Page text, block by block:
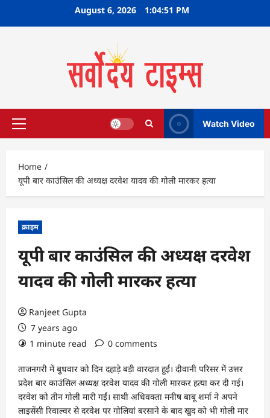
August 6, 2026 1:04:52 PM
Primary
Watch Video
Home
यूपी बार काउंसिल की अध्यक्ष दरवेश यादव की गोली मारकर हत्या
क्राइम
यूपी बार काउंसिल की अध्यक्ष दरवेश
यादव की गोली मारकर हत्या
Ranjeet Gupta
7 years ago
1 minute read
0 comments
ताजनगरी में बुधवार को दिन दहाड़े बड़ी वारदात हुई। दीवानी परिसर में उत्तर
प्रदेश बार काउंसिल अध्‍यक्ष दरवेश यादव की गोली मारकर हत्या कर दी गई।
दरवेश को तीन गोली मारी गईं। साथी अधिवक्ता मनीष बाबू शर्मा ने अपने
लाइसेंसी रिवाल्वर से दरवेश पर गोलियां बरसाने के बाद खुद को भी गोली मार